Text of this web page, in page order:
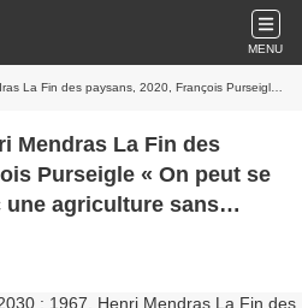
MENU
François Purseigle « On peut se réveiller demain avec une agriculture sans agriculteurs ! »
Mendras La Fin des
Purseigle « On peut se
une agriculture sans